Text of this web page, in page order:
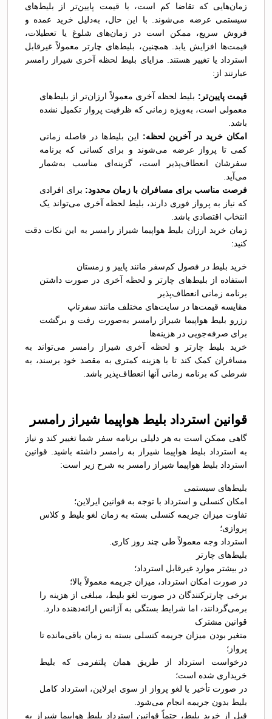
زمان‌هایی که تقاضا کم است، با قیمت پایین‌تر از بلیط‌های
سیستمی عرضه می‌شوند. با این حال، به‌دلیل خرید عمده و
فروش سریع، ممکن است در زمان‌های شلوغ یا تعطیلات،
قیمت‌ها افزایش یابد. همچنین، بلیط‌های چارتر معمولاً غیرقابل
استرداد یا تغییر هستند. مزایای بلیط لحظه آخری شیراز رامسر
عبارتند از:
قیمت پایین‌تر: بلیط لحظه آخری معمولاً ارزان‌تر از بلیط‌های
معمولی است، به‌ویژه زمانی که ظرفیت پرواز تکمیل نشده
باشد.
امکان خرید در آخرین لحظه: این بلیط‌ها در فاصله زمانی
کمی تا پرواز عرضه می‌شوند و برای کسانی که برنامه
سفرشان انعطاف‌پذیر است، گزینه‌ای مناسب به‌شمار
می‌آید.
فرصت مناسب برای مسافران با زمان محدود: برای افرادی
که نیاز به پرواز فوری دارند، بلیط لحظه آخری می‌تواند یک
انتخاب اقتصادی باشد.
زمان خرید ارزان بلیط هواپیما شیراز رامسر به این نکات دقت
کنید:
خرید بلیط در فصول کم‌سفر مانند پاییز و زمستان
استفاده از بلیط‌های چارتر و لحظه آخری در صورت داشتن
برنامه زمانی انعطاف‌پذیر
مقایسه قیمت‌ها در سایت‌های مختلف مانند سفرتاپ
رزرو بلیط هواپیما شیراز رامسر به‌صورت رفت و برگشت
برای صرفه‌جویی در هزینه‌ها
خرید بلیط چارتر و لحظه آخری شیراز رامسر می‌تواند به
مسافران کمک کند تا با هزینه کمتری به مقصد خود برسند، به
شرطی که برنامه زمانی آنها انعطاف‌پذیر باشد.
قوانین استرداد بلیط هواپیما شیراز رامسر
گاهی ممکن است به هر دلیلی برنامه سفر شما تغییر کند و نیاز
به استرداد بلیط هواپیما شیراز به رامسر داشته باشید. قوانین
استرداد بلیط هواپیما شیراز رامسر به شرح زیر است:
بلیط‌های سیستمی
امکان کنسلی و استرداد با توجه به قوانین ایرلاین؛
تفاوت میزان جریمه کنسلی بسته به زمان لغو بلیط و کلاس
پروازی؛
استرداد وجه معمولاً طی چند روز کاری.
بلیط‌های چارتر
در بیشتر موارد غیرقابل استرداد؛
در صورت امکان استرداد، میزان جریمه معمولاً بالا؛
برخی چارترکنندگان در صورت لغو بلیط، مبلغی از هزینه را
برمی‌گردانند، اما شرایط بستگی به آژانس ارائه‌دهنده دارد.
قوانین مشترک
متغیر بودن میزان جریمه کنسلی بسته به زمان باقی‌مانده تا
پرواز؛
درخواست استرداد از طریق همان پلتفرمی که بلیط
خریداری شده است؛
در صورت تأخیر یا لغو پرواز از سوی ایرلاین، استرداد کامل
بلیط بدون جریمه انجام می‌شود.
قبل از خرید بلیط، حتماً قوانین استرداد بلیط هواپیما شیراز به